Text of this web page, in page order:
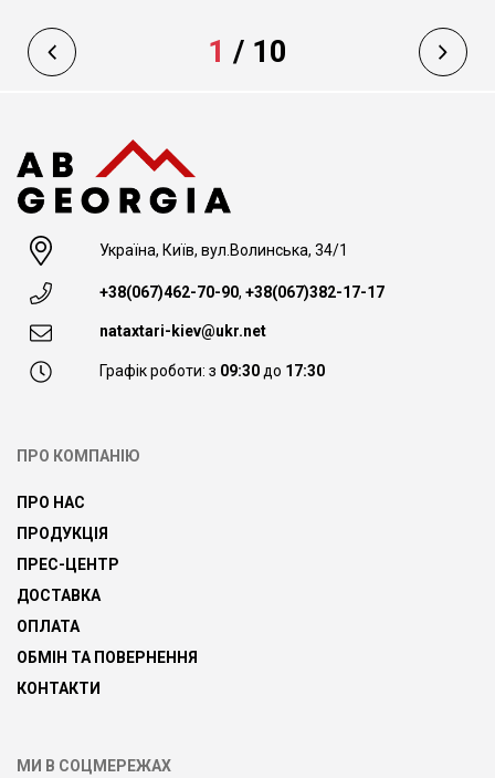
1 / 10
Україна, Київ, вул.Волинська, 34/1
+38(067)462-70-90, +38(067)382-17-17
nataxtari-kiev@ukr.net
Графік роботи: з 09:30до 17:30
ПРО КОМПАНІЮ
ПРО НАС
ПРОДУКЦІЯ
ПРЕС-ЦЕНТР
ДОСТАВКА
ОПЛАТА
ОБМІН ТА ПОВЕРНЕННЯ
КОНТАКТИ
МИ В СОЦМЕРЕЖАХ